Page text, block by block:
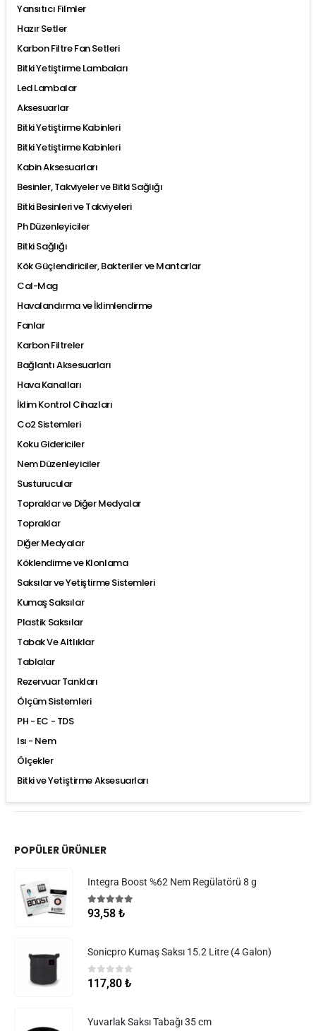
Yansıtıcı Filmler
Hazır Setler
Karbon Filtre Fan Setleri
Bitki Yetiştirme Lambaları
Led Lambalar
Aksesuarlar
Bitki Yetiştirme Kabinleri
Bitki Yetiştirme Kabinleri
Kabin Aksesuarları
Besinler, Takviyeler ve Bitki Sağlığı
Bitki Besinleri ve Takviyeleri
Ph Düzenleyiciler
Bitki Sağlığı
Kök Güçlendiriciler, Bakteriler ve Mantarlar
Cal-Mag
Havalandırma ve İklimlendirme
Fanlar
Karbon Filtreler
Bağlantı Aksesuarları
Hava Kanalları
İklim Kontrol Cihazları
Co2 Sistemleri
Koku Gidericiler
Nem Düzenleyiciler
Susturucular
Topraklar ve Diğer Medyalar
Topraklar
Diğer Medyalar
Köklendirme ve Klonlama
Saksılar ve Yetiştirme Sistemleri
Kumaş Saksılar
Plastik Saksılar
Tabak Ve Altlıklar
Tablalar
Rezervuar Tankları
Ölçüm Sistemleri
PH - EC - TDS
Isı - Nem
Ölçekler
Bitki ve Yetiştirme Aksesuarları
POPÜLER ÜRÜNLER
Integra Boost %62 Nem Regülatörü 8 g
5.005 üzerinden
93,58 ₺
Sonicpro Kumaş Saksı 15.2 Litre (4 Galon)
0 5 üzerinden
117,80 ₺
Yuvarlak Saksı Tabağı 35 cm